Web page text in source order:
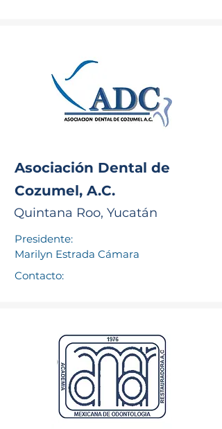
Asociación Dental de
Cozumel, A.C.
Quintana Roo, Yucatán
Presidente:
Marilyn Estrada Cámara
Contacto: